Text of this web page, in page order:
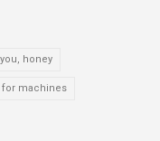
honey
for machines